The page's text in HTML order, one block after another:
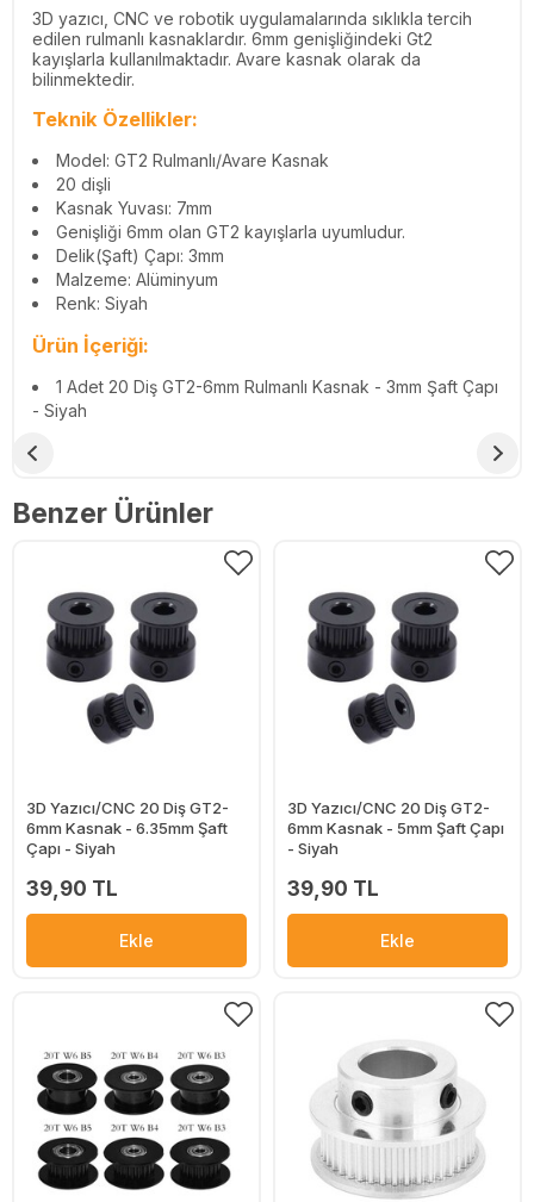
3D yazıcı, CNC ve robotik uygulamalarında sıklıkla tercih
edilen rulmanlı kasnaklardır. 6mm genişliğindeki Gt2
kayışlarla kullanılmaktadır. Avare kasnak olarak da
bilinmektedir.
Teknik Özellikler:
Model: GT2 Rulmanlı/Avare Kasnak
20 dişli
Kasnak Yuvası: 7mm
Genişliği 6mm olan GT2 kayışlarla uyumludur.
Delik(Şaft) Çapı: 3mm
Malzeme: Alüminyum
Renk: Siyah
Ürün İçeriği:
1 Adet 20 Diş GT2-6mm Rulmanlı Kasnak - 3mm Şaft Çapı
- Siyah
Benzer Ürünler
3D Yazıcı/CNC 20 Diş GT2-
6mm Kasnak - 6.35mm Şaft
Çapı - Siyah
39,90 TL
Ekle
3D Yazıcı/CNC 20 Diş GT2-
6mm Kasnak - 5mm Şaft Çapı
- Siyah
39,90 TL
Ekle